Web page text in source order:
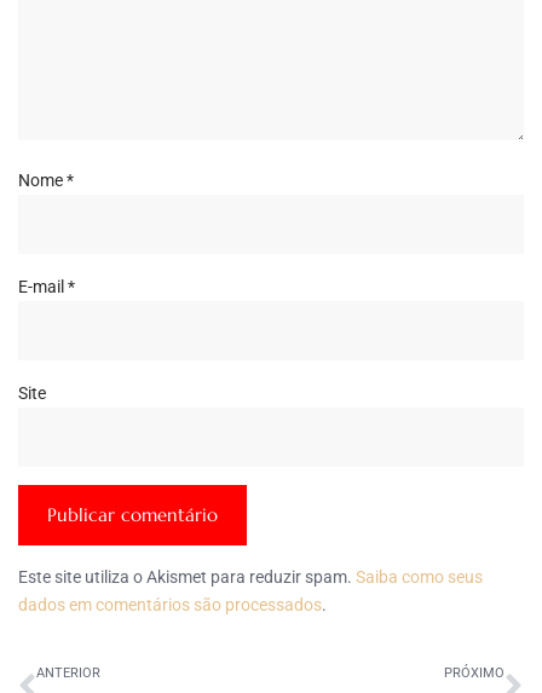
Nome*
E-mail *
Site
Este site utiliza o Akismet para reduzir spam. Saiba como seus
dados em comentários são processados.
ANTERIOR PRÓXIMO